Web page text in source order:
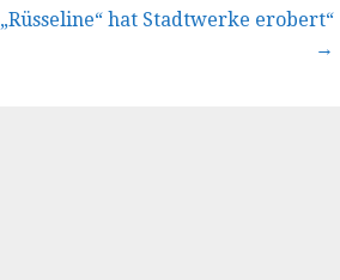
„Rüsseline“ hat Stadtwerke erobert“
→